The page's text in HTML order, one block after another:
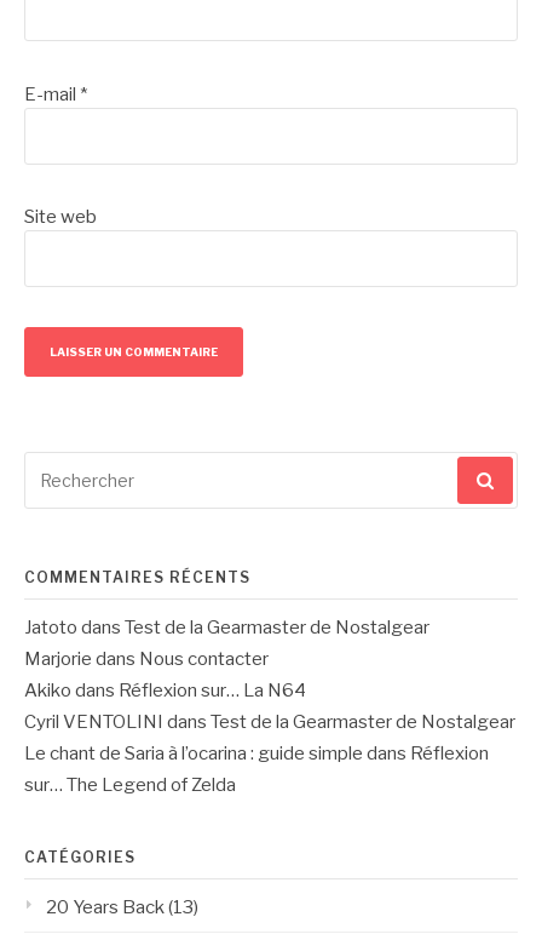
E-mail *
Site web
pour
COMMENTAIRES RÉCENTS
Jatoto dans Test de la Gearmaster de Nostalgear
Marjorie dans Nous contacter
Akiko dans Réflexion sur… La N64
Cyril VENTOLINI dans Test de la Gearmaster de Nostalgear
Le chant de Saria à l’ocarina : guide simple dans Réflexion
sur… The Legend of Zelda
CATÉGORIES
20 Years Back(13)